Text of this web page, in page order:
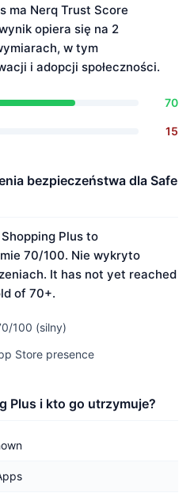
ma Nerq Trust Score
opiera się na 2
w tym
i adopcji społeczności.
70
15
bezpieczeństwa dla Safe
Plus to
70/100. Nie wykryto
It has not yet reached
of 70+.
100 (silny)
Store presence
Plus i kto go utrzymuje?